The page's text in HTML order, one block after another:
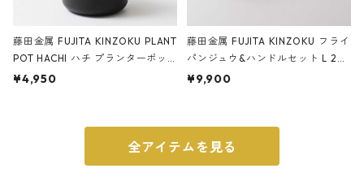
藤田金属 FUJITA KINZOKU PLANT
POT HACHI ハチ プランターポッ
ト 3号 ブラック
¥4,950
藤田金属 FUJITA KINZOKU フライ
パンジュウ&ハンドルセット L 24c
m ガス火・IH対応 鉄フライパン
¥9,900
全アイテムを見る